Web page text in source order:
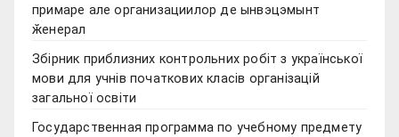
примаре але организациилор де ынвэцэмынт
ӂенерал
Збірник приблизних контрольних робіт з української
мови для учнів початкових класів організацій
загальної освіти
Государственная программа по учебному предмету